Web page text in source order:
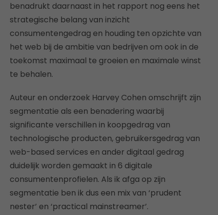
benadrukt daarnaast in het rapport nog eens het
strategische belang van inzicht
consumentengedrag en houding ten opzichte van
het web bij de ambitie van bedrijven om ook in de
toekomst maximaal te groeien en maximale winst
te behalen.
Auteur en onderzoek Harvey Cohen omschrijft zijn
segmentatie als een benadering waarbij
significante verschillen in koopgedrag van
technologische producten, gebruikersgedrag van
web-based services en ander digitaal gedrag
duidelijk worden gemaakt in 6 digitale
consumentenprofielen. Als ik afga op zijn
segmentatie ben ik dus een mix van ‘prudent
nester’ en ‘practical mainstreamer’.